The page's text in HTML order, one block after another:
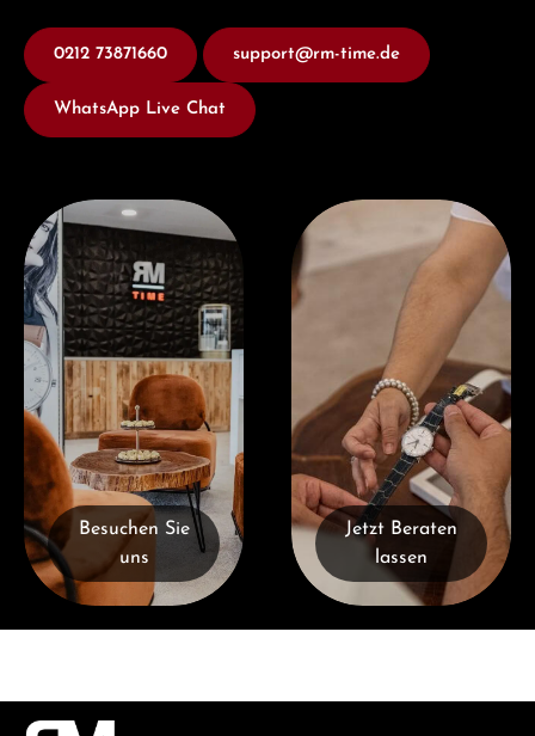
0212 73871660 support@rm-time.de
WhatsApp Live Chat
Besuchen Sie uns
Besuchen Sie
uns
Jetzt Beraten lassen
Jetzt Beraten
lassen